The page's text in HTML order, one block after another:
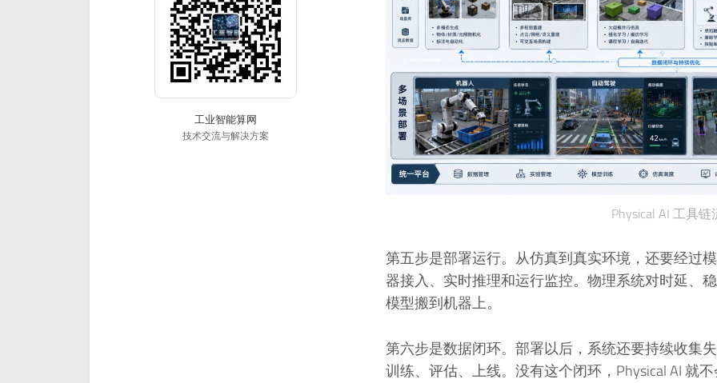
Physical AI 工具链
第五步是部署运行。从仿真到真实环境，还要经过
器接入、实时推理和运行监控。物理系统对时延、
模型搬到机器上。
第六步是数据闭环。部署以后，系统还要持续收集
训练、评估、上线。没有这个闭环，Physical AI 就
工业智能算网
技术交流与解决方案